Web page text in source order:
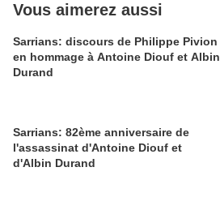
Vous aimerez aussi
Sarrians: discours de Philippe Pivion
en hommage à Antoine Diouf et Albin
Durand
Sarrians: 82ème anniversaire de
l'assassinat d'Antoine Diouf et
d'Albin Durand